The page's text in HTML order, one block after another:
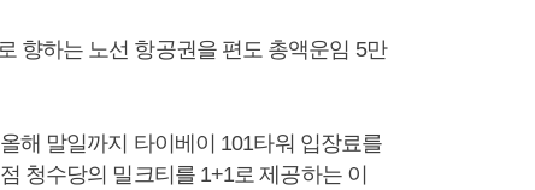
향하는 노선 항공권을 편도 총액운임 5만
해 말일까지 타이베이 101타워 입장료를
청수당의 밀크티를 1+1로 제공하는 이